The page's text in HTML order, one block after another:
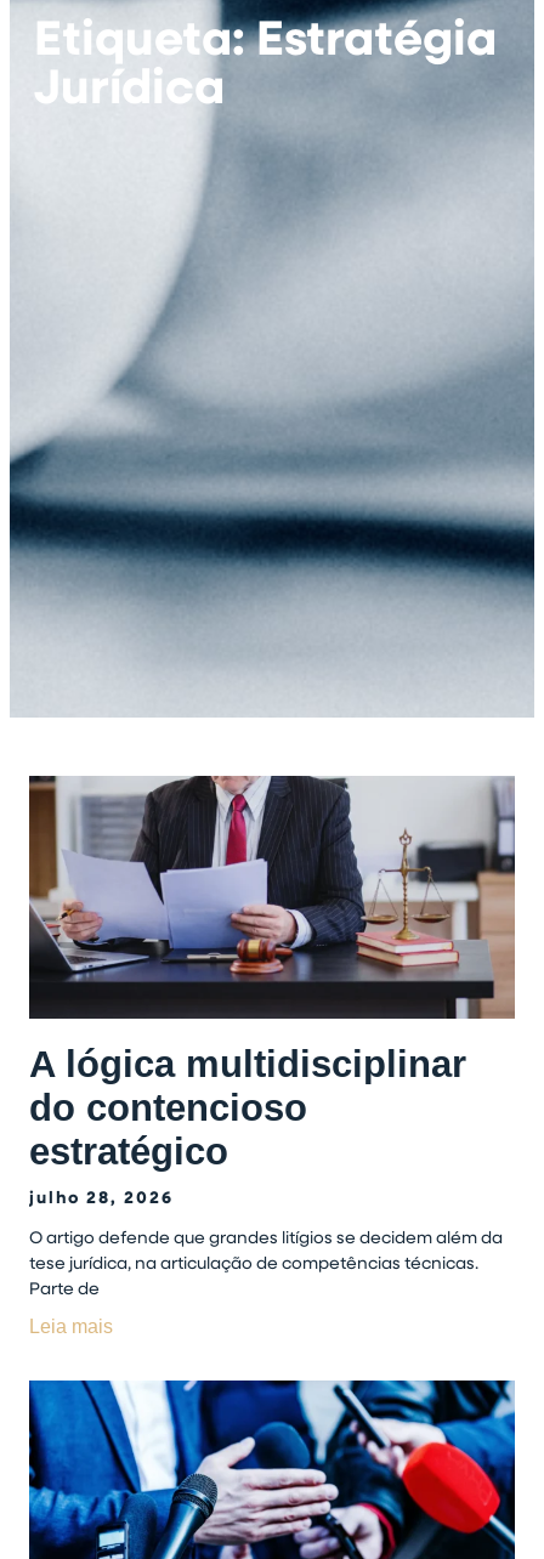
Etiqueta: Estratégia
Jurídica
A lógica multidisciplinar
do contencioso
estratégico
julho 28, 2026
O artigo defende que grandes litígios se decidem além da
tese jurídica, na articulação de competências técnicas.
Parte de
Leia mais